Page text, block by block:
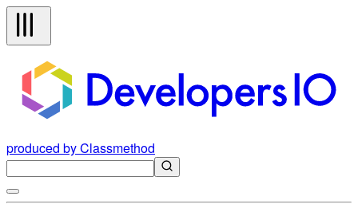
produced by Classmethod